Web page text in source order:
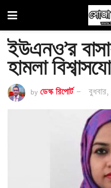
ইউএনও’র
হামলা
by ডেস্ক রিপোর্ট বুধবার,